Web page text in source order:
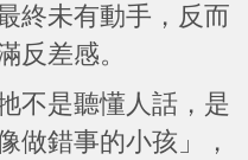
終未有動手，反而
反差感。
不是聽懂人話，是
做錯事的小孩」，